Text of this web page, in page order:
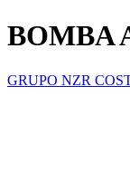
BOMBA
GRUPO NZR